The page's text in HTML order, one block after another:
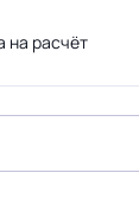
на расчёт